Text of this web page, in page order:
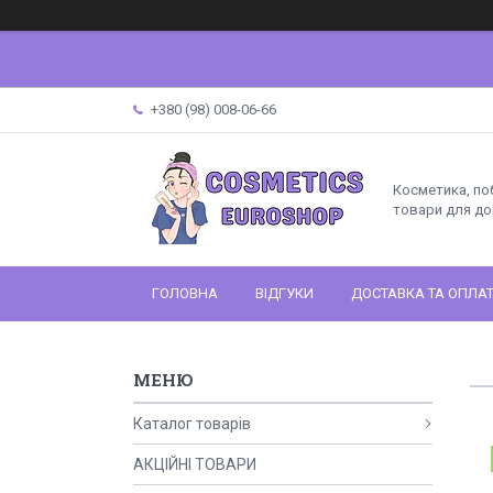
+380 (98) 008-06-66
Косметика,
товари для
ГОЛОВНА ВІДГУКИ ДОСТАВКА ТА
Каталог товарів
АКЦІЙНІ ТОВАРИ